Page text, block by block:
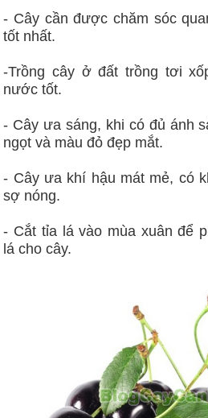
- Cây cần được chăm sóc
tốt nhất.
-Trồng cây ở đất trồng tơi
nước tốt.
- Cây ưa sáng, khi có đủ ánh
ngọt và màu đỏ đẹp mắt.
- Cây ưa khí hậu mát mẻ, có
sợ nóng.
- Cắt tỉa lá vào mùa xuân để
lá cho cây.